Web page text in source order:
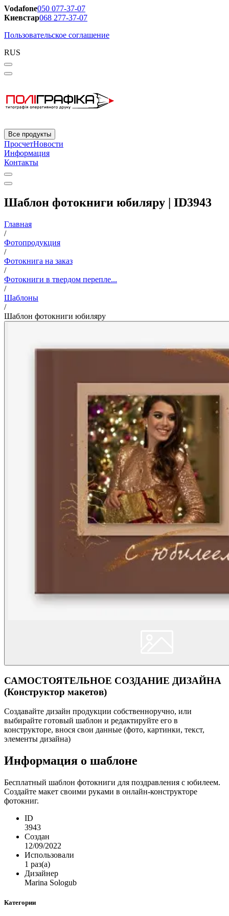
Vodafone050 077-37-07
Киевстар068 277-37-07
Пользовательское соглашение
RUS
Все продукты
ПросчетНовости
Информация
Контакты
Шаблон фотокниги юбиляру | ID3943
Главная
/
Фотопродукция
/
Фотокнига на заказ
/
Фотокниги в твердом перепле...
/
Шаблоны
/
Шаблон фотокниги юбиляру
САМОСТОЯТЕЛЬНОЕ СОЗДАНИЕ ДИЗАЙНА
(Конструктор макетов)
Создавайте дизайн продукции собственноручно, или
выбирайте готовый шаблон и редактируйте его в
конструкторе, внося свои данные (фото, картинки, текст,
элементы дизайна)
Информация о шаблоне
Бесплатный шаблон фотокниги для поздравления с юбилеем.
Создайте макет своими руками в онлайн-конструкторе
фотокниг.
ID
3943
Создан
12/09/2022
Использовали
1 раз(а)
Дизайнер
Marina Sologub
Категории